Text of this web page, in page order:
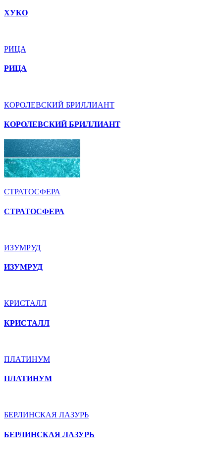
ХУКО
РИЦА
РИЦА
КОРОЛЕВСКИЙ БРИЛЛИАНТ
КОРОЛЕВСКИЙ БРИЛЛИАНТ
СТРАТОСФЕРА
СТРАТОСФЕРА
ИЗУМРУД
ИЗУМРУД
КРИСТАЛЛ
КРИСТАЛЛ
ПЛАТИНУМ
ПЛАТИНУМ
БЕРЛИНСКАЯ ЛАЗУРЬ
БЕРЛИНСКАЯ ЛАЗУРЬ